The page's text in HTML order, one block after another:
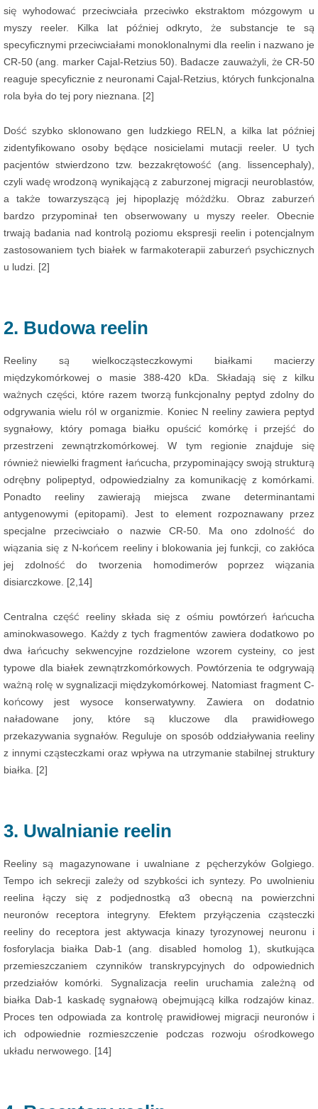
się wyhodować przeciwciała przeciwko ekstraktom mózgowym u
myszy reeler. Kilka lat później odkryto, że substancje te są
specyficznymi przeciwciałami monoklonalnymi dla reelin i nazwano je
CR-50 (ang. marker Cajal-Retzius 50). Badacze zauważyli, że CR-50
reaguje specyficznie z neuronami Cajal-Retzius, których funkcjonalna
rola była do tej pory nieznana. [2]
Dość szybko sklonowano gen ludzkiego RELN, a kilka lat później
zidentyfikowano osoby będące nosicielami mutacji reeler. U tych
pacjentów stwierdzono tzw. bezzakrętowość (ang. lissencephaly),
czyli wadę wrodzoną wynikającą z zaburzonej migracji neuroblastów,
a także towarzyszącą jej hipoplazję móżdżku. Obraz zaburzeń
bardzo przypominał ten obserwowany u myszy reeler. Obecnie
trwają badania nad kontrolą poziomu ekspresji reelin i potencjalnym
zastosowaniem tych białek w farmakoterapii zaburzeń psychicznych
u ludzi. [2]
2. Budowa reelin
Reeliny są wielkocząsteczkowymi białkami macierzy
międzykomórkowej o masie 388-420 kDa. Składają się z kilku
ważnych części, które razem tworzą funkcjonalny peptyd zdolny do
odgrywania wielu ról w organizmie. Koniec N reeliny zawiera peptyd
sygnałowy, który pomaga białku opuścić komórkę i przejść do
przestrzeni zewnątrzkomórkowej. W tym regionie znajduje się
również niewielki fragment łańcucha, przypominający swoją strukturą
odrębny polipeptyd, odpowiedzialny za komunikację z komórkami.
Ponadto reeliny zawierają miejsca zwane determinantami
antygenowymi (epitopami). Jest to element rozpoznawany przez
specjalne przeciwciało o nazwie CR-50. Ma ono zdolność do
wiązania się z N-końcem reeliny i blokowania jej funkcji, co zakłóca
jej zdolność do tworzenia homodimerów poprzez wiązania
disiarczkowe. [2,14]
Centralna część reeliny składa się z ośmiu powtórzeń łańcucha
aminokwasowego. Każdy z tych fragmentów zawiera dodatkowo po
dwa łańcuchy sekwencyjne rozdzielone wzorem cysteiny, co jest
typowe dla białek zewnątrzkomórkowych. Powtórzenia te odgrywają
ważną rolę w sygnalizacji międzykomórkowej. Natomiast fragment C-
końcowy jest wysoce konserwatywny. Zawiera on dodatnio
naładowane jony, które są kluczowe dla prawidłowego
przekazywania sygnałów. Reguluje on sposób oddziaływania reeliny
z innymi cząsteczkami oraz wpływa na utrzymanie stabilnej struktury
białka. [2]
3. Uwalnianie reelin
Reeliny są magazynowane i uwalniane z pęcherzyków Golgiego.
Tempo ich sekrecji zależy od szybkości ich syntezy. Po uwolnieniu
reelina łączy się z podjednostką α3 obecną na powierzchni
neuronów receptora integryny. Efektem przyłączenia cząsteczki
reeliny do receptora jest aktywacja kinazy tyrozynowej neuronu i
fosforylacja białka Dab-1 (ang. disabled homolog 1), skutkująca
przemieszczaniem czynników transkrypcyjnych do odpowiednich
przedziałów komórki. Sygnalizacja reelin uruchamia zależną od
białka Dab-1 kaskadę sygnałową obejmującą kilka rodzajów kinaz.
Proces ten odpowiada za kontrolę prawidłowej migracji neuronów i
ich odpowiednie rozmieszczenie podczas rozwoju ośrodkowego
układu nerwowego. [14]